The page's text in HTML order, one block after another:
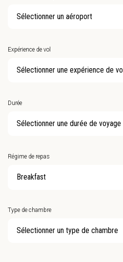
Sélectionner un aéroport
Expérience de vol
Sélectionner une expérience de vol
Durée
Sélectionner une durée de voyage
Régime de repas
Type de chambre
Sélectionner un type de chambre